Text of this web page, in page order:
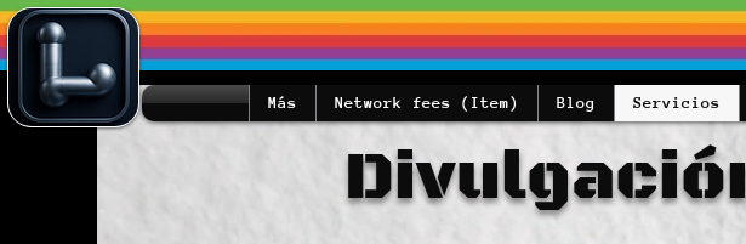
Servicios
Blog
Network fees (Item)
Más